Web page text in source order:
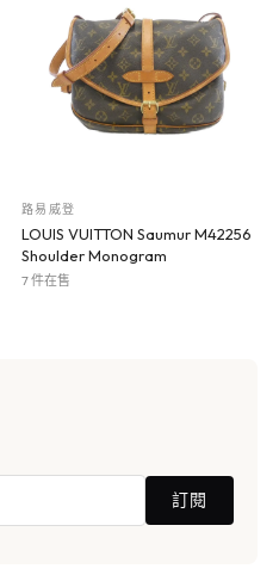
路易威登
LOUIS VUITTON Saumur M42256
Shoulder Monogram
7 件在售
訂閱